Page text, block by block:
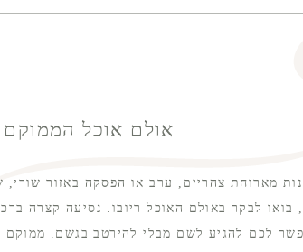
אולם אוכל הממוקם
מארוחת צהריים, ערב או הפסקה באזור שורי,
בואו לבקר באולם האוכל ריובו. נסיעה קצרה
לכם להגיע לשם מבלי להירטב בגשם. ממוקם